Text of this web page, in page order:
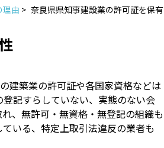
理由 > 奈良県県知事建設業の許可証を保有
建築業の許可証や各国家資格などは
記すらしていない、実態のない会
、無許可・無資格・無登記の組織も
いる、特定上取引法違反の業者も